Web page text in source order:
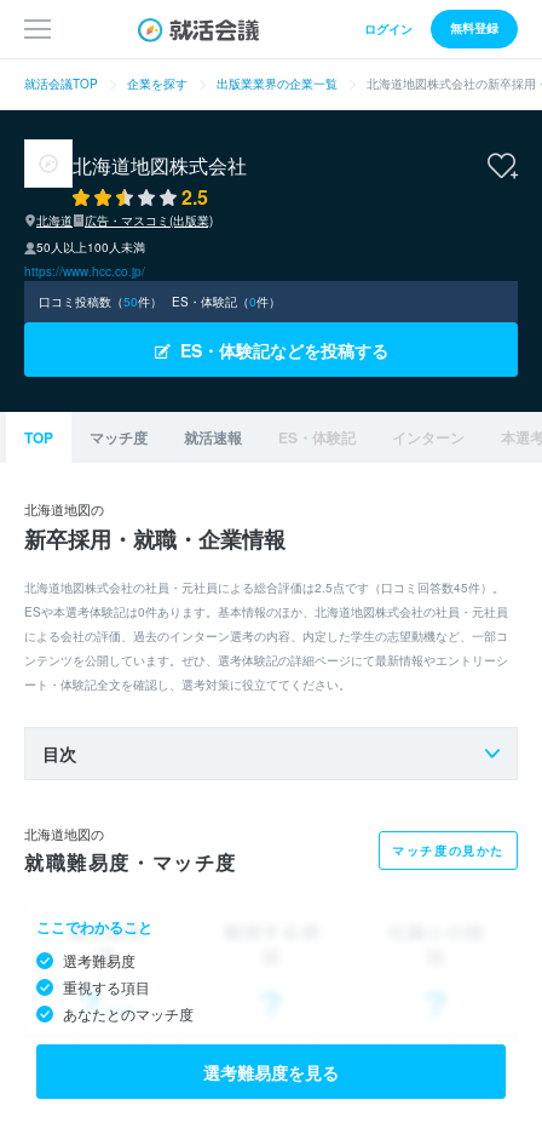
ログイン 無料登録
就活会議TOP 企業を探す 出版業業界の企業一覧 北海道地図株式会社の新卒採用
北海道地図株式会社
2.5
北海道
広告・マスコミ(出版業)
50人以上100人未満
https://www.hcc.co.jp/
口コミ投稿数（50件） ES・体験記（0件）
ES・体験記などを投稿する
TOP マッチ度 就活速報 ES・体験記 インターン 本選
北海道地図の
新卒採用・就職・企業情報
北海道地図株式会社の社員・元社員による総合評価は2.5点です（口コミ回答数45件）。
ESや本選考体験記は0件あります。基本情報のほか、北海道地図株式会社の社員・元社員
による会社の評価、過去のインターン選考の内容、内定した学生の志望動機など、一部コ
ンテンツを公開しています。ぜひ、選考体験記の詳細ページにて最新情報やエントリーシ
ート・体験記全文を確認し、選考対策に役立ててください。
目次
北海道地図の
就職難易度・マッチ度 マッチ度の見かた
ここでわかること
選考難易度
重視する項目
あなたとのマッチ度
選考難易度を見る